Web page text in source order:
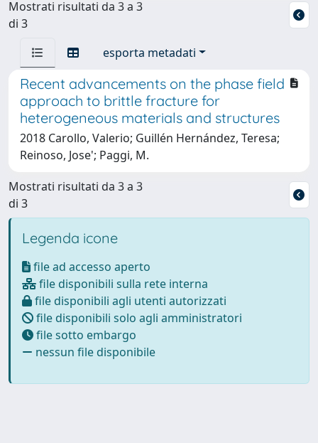
Mostrati risultati da 3 a 3
di 3
esporta metadati
Recent advancements on the phase field
approach to brittle fracture for
heterogeneous materials and structures
2018 Carollo, Valerio; Guillén Hernández, Teresa;
Reinoso, Jose'; Paggi, M.
Mostrati risultati da 3 a 3
di 3
Legenda icone
file ad accesso aperto
file disponibili sulla rete interna
file disponibili agli utenti autorizzati
file disponibili solo agli amministratori
file sotto embargo
nessun file disponibile